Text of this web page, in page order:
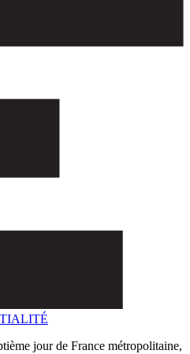
jour de France métropolitaine,